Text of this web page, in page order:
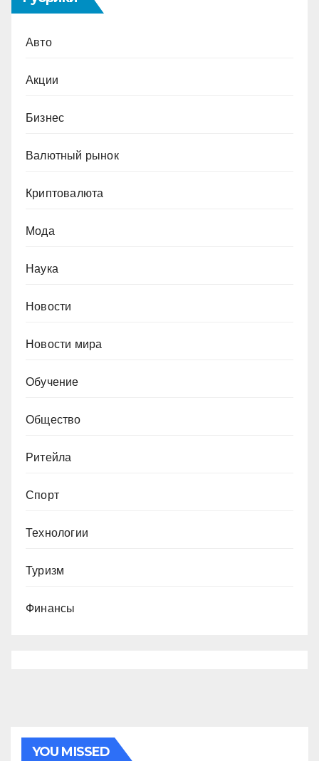
Авто
Акции
Бизнес
Валютный рынок
Криптовалюта
Мода
Наука
Новости
Новости мира
Обучение
Общество
Ритейла
Спорт
Технологии
Туризм
Финансы
YOU MISSED